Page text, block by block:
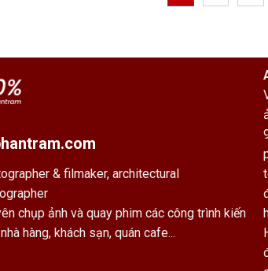
& filmaker, architectural
chụp ảnh và quay phim các công trình kiến
hàng, khách sạn, quán cafe...